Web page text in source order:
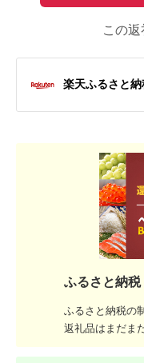
この
楽天ふるさと納
ふるさと納
ふるさと納税の
返礼品はまだま